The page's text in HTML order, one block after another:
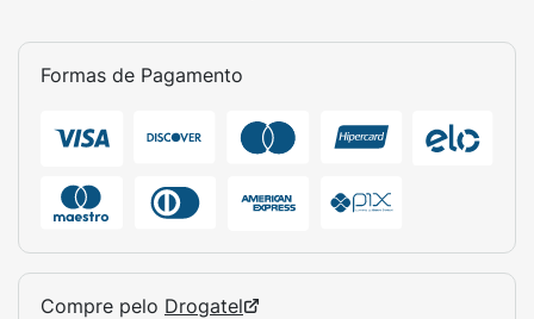
Formas de Pagamento
Compre pelo Drogatel